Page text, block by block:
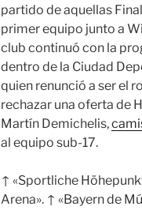
partido de aquellas
primer equipo junto a
club continuó con la
dentro de la Ciudad
quien renunció a ser el
rechazar una oferta de
Martín Demichelis,
al equipo sub-17.
↑ «Sportliche
Arena». ↑ «Bayern de